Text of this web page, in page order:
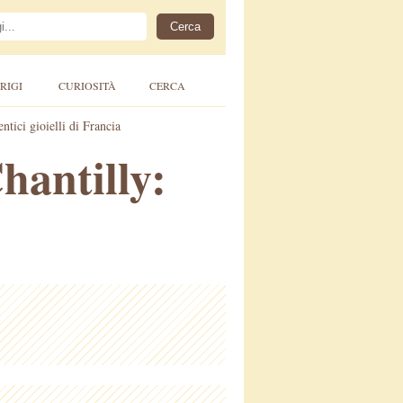
CURIOSITÀ CERCA
gioielli di Francia